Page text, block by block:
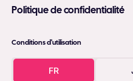
Politique de confidentialité
Conditions d'utilisation
FR